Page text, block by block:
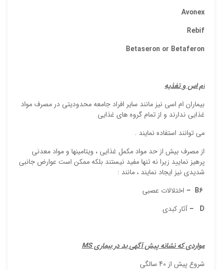
Avonex
Rebif
Betaseron or Betaferon
ام اس و تغذيه
بيماران ام اسي نيز مانند ساير افراد جامعه محدوديتي در مصرف مواد
غذايي ندارند و از تمام گروه هاي غذايي
مي توانند استفاده نمايند .
از مصرف بيش از حد مواد مكمل غذايي ، ويتامينها و مواد معدني
پرهيز نماييد زيرا نه تنها مفيد نيستند بلكه ممكن است عوارض جانبي
شديدي نيز ايجاد نمايند ، مانند :
– اختلالات عصبي
D
–آثار كبدي
مواردي كه نشانه پيش آگهي بد در بيماريMS
شروع پيش از 40 سالگي